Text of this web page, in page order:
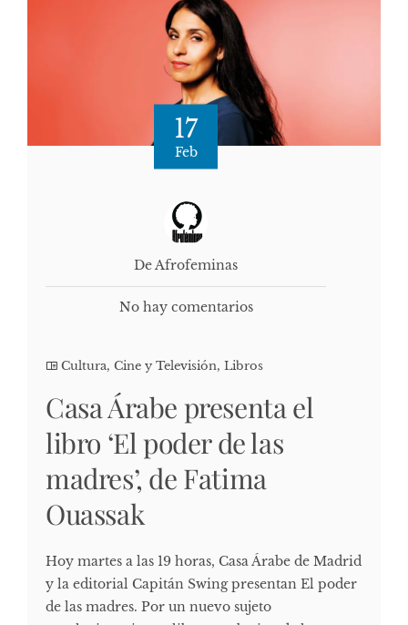
17
Feb
De Afrofeminas
No hay comentarios
Cultura, Cine y Televisión, Libros
Casa Árabe presenta el
libro ‘El poder de las
madres’, de Fatima
Ouassak
Hoy martes a las 19 horas, Casa Árabe de Madrid
y la editorial Capitán Swing presentan El poder
de las madres. Por un nuevo sujeto